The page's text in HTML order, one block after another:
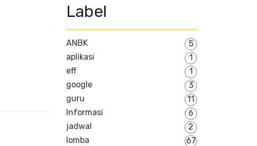
Label
ANBK
5
aplikasi
1
eff
1
google
3
guru
11
Informasi
6
jadwal
2
lomba
67